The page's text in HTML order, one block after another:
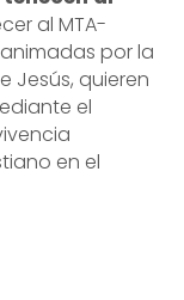
al MTA-
por la
Jesús, quieren
el
en el